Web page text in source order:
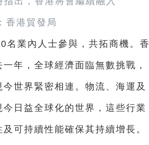
香港貿發局
業內人士參與，共拓商機。香
年，全球經濟面臨無數挑戰，
世界緊密相連。物流、海運及
日益全球化的世界，這些行業
可持續性能確保其持續增長。